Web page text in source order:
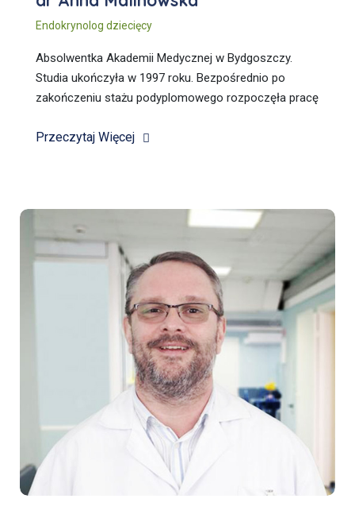
Endokrynolog dziecięcy
Absolwentka Akademii Medycznej w Bydgoszczy.
Studia ukończyła w 1997 roku. Bezpośrednio po
zakończeniu stażu podyplomowego rozpoczęła pracę
Zdrowia Dziecka” w Warszawie.
Przeczytaj Więcej